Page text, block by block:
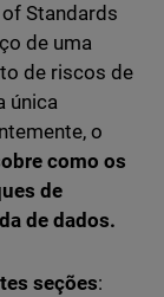
Standards
de uma
de riscos de
única
o
como os
de
de dados.
seções: